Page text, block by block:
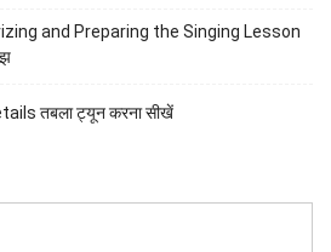
and Preparing the Singing Lesson
तबला ट्यून करना सीखें